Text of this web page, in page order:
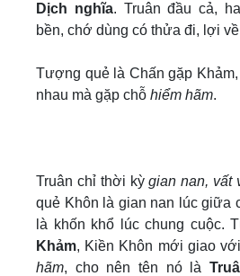
Dịch nghĩa. Truân đầu cả,
bền, chớ dùng có thửa đi, lợi
Tượng quẻ là Chấn gặp
nhau mà gặp chỗ hiểm hãm.
Truân chỉ thời kỳgian nan, vất
quẻ Khôn là gian nan lúc giữa
là khốn khổ lúc chung cuộc.
Khảm, Kiền Khôn mới giao
hãm, cho nên tên nó là